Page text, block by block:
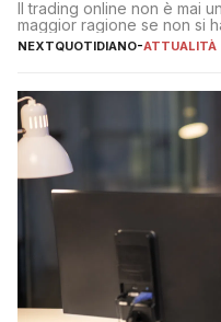
Il trading online non è mai
maggior ragione se non si
NEXTQUOTIDIANO-ATTUALITÀ